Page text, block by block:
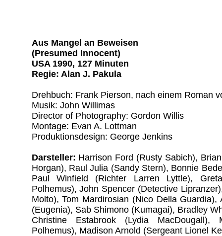
Aus Mangel an Beweisen
(Presumed Innocent)
USA 1990, 127 Minuten
Regie: Alan J. Pakula
Drehbuch: Frank Pierson, nach einem Roman
Musik: John Willimas
Director of Photography: Gordon Willis
Montage: Evan A. Lottman
Produktionsdesign: George Jenkins
Darsteller: Harrison Ford (Rusty Sabich),
Horgan), Raul Julia (Sandy Stern), Bonnie
Paul Winfield (Richter Larren Lyttle),
Polhemus), John Spencer (Detective
Molto), Tom Mardirosian (Nico Della Guardia),
(Eugenia), Sab Shimono (Kumagai), Bradley
Christine Estabrook (Lydia MacDougall),
Polhemus), Madison Arnold (Sergeant Lionel